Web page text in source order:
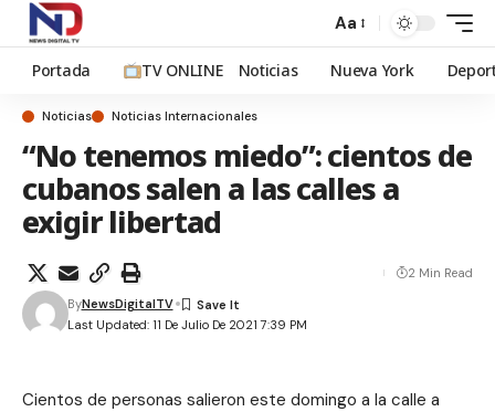
Aa
Portada TV ONLINE Noticias Nueva York
Noticias Noticias Internacionales
“No tenemos miedo”: cientos de
cubanos salen a las calles a
exigir libertad
Last Updated: 11 De Julio De 2021 7:39 PM
ByNewsDigitalTV
2 Min Read
Cientos de personas salieron este domingo a la calle a